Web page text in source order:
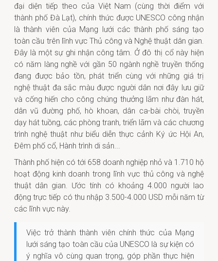
đại diện tiếp theo của Việt Nam (cùng thời điểm với
thành phố Đà Lạt), chính thức được UNESCO công nhận
là thành viên của Mạng lưới các thành phố sáng tạo
toàn cầu trên lĩnh vực Thủ công và Nghệ thuật dân gian.
Đây là một sự ghi nhận công tâm. Ở đô thị cổ này hiện
có năm làng nghề với gần 50 ngành nghề truyền thống
đang được bảo tồn, phát triển cùng với những giá trị
nghệ thuật đa sắc màu được người dân nơi đây lưu giữ
và cống hiến cho công chúng thưởng lãm như đàn hát,
dân vũ đường phố, hò khoan, dân ca-bài chòi, truyền
dạy hát tuồng, các phòng tranh, triển lãm và các chương
trình nghệ thuật như biểu diễn thực cảnh Ký ức Hội An,
Đêm phố cổ, Hành trình di sản...
Thành phố hiện có tới 658 doanh nghiệp nhỏ và 1.710 hộ
hoạt động kinh doanh trong lĩnh vực thủ công và nghệ
thuật dân gian. Ước tính có khoảng 4.000 người lao
động trực tiếp có thu nhập 3.500-4.000 USD mỗi năm từ
các lĩnh vực này.
Việc trở thành thành viên chính thức của Mạng
lưới sáng tạo toàn cầu của UNESCO là sự kiện có
ý nghĩa vô cùng quan trọng, góp phần thực hiện